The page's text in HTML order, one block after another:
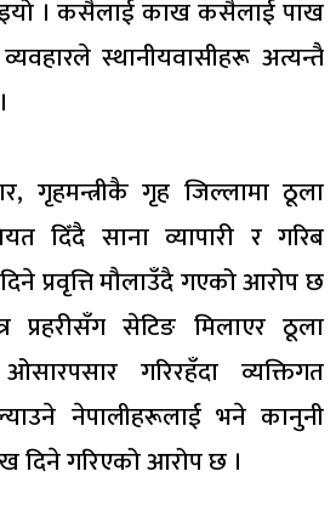
। कसैलाई काख कसैलाई पाख
स्थानीयवासीहरू अत्यन्तै
गृहमन्त्रीकै गृह जिल्लामा ठूला
दिँदै साना व्यापारी र गरिब
प्रवृत्ति मौलाउँदै गएको आरोप छ
प्रहरीसँग सेटिङ मिलाएर ठूला
गरिरहँदा व्यक्तिगत
नेपालीहरूलाई भने कानुनी
दिने गरिएको आरोप छ ।